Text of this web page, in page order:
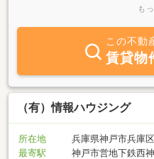
ィング（不動産の有効活用）を
１９年と長く、地元に精通し、
名の内、４名は宅地建物取引士
同、年齢相応に「しつこくない
で、地元の不動産のご相談につ
ください。社員一同、お待ちし
も
この不動
賃貸物
（有）情報ハウジング
所在地
兵庫県神戸市兵庫
最寄駅
神戸市営地下鉄西